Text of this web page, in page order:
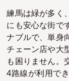
練馬は緑が多く
にも安心な街で
ナブルで、単身
チェーン店や大
も困りません。
4路線が利用で